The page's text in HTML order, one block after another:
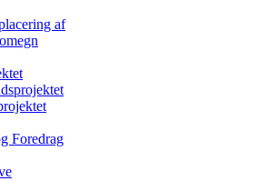
af
Foredrag